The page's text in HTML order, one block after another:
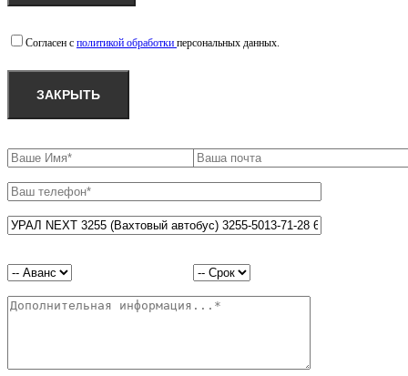
Согласен с политикой обработки персональных данных.
ЗАКРЫТЬ